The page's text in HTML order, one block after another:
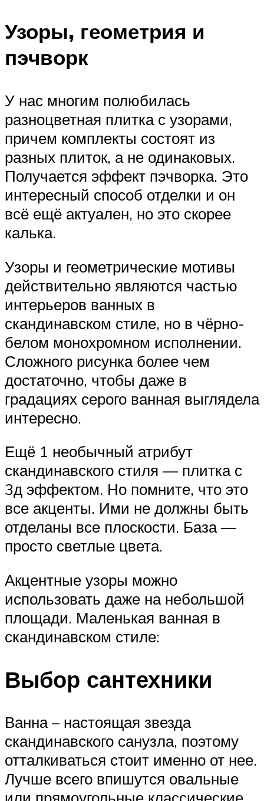
Узоры, геометрия и
пэчворк
У нас многим полюбилась
разноцветная плитка с узорами,
причем комплекты состоят из
разных плиток, а не одинаковых.
Получается эффект пэчворка. Это
интересный способ отделки и он
всё ещё актуален, но это скорее
калька.
Узоры и геометрические мотивы
действительно являются частью
интерьеров ванных в
скандинавском стиле, но в чёрно-
белом монохромном исполнении.
Сложного рисунка более чем
достаточно, чтобы даже в
градациях серого ванная выглядела
интересно.
Ещё 1 необычный атрибут
скандинавского стиля — плитка с
3д эффектом. Но помните, что это
все акценты. Ими не должны быть
отделаны все плоскости. База —
просто светлые цвета.
Акцентные узоры можно
использовать даже на небольшой
площади. Маленькая ванная в
скандинавском стиле:
Выбор сантехники
Ванна – настоящая звезда
скандинавского санузла, поэтому
отталкиваться стоит именно от нее.
Лучше всего впишутся овальные
или прямоугольные классические